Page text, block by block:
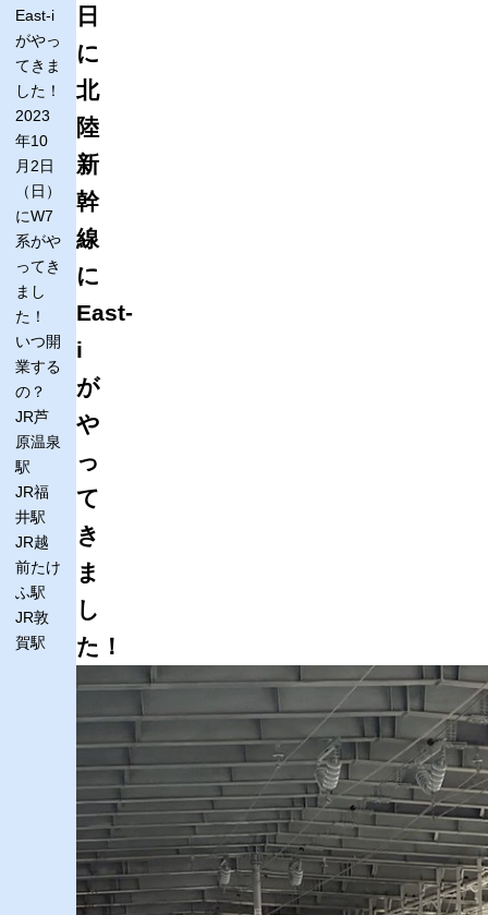
East-i
がやっ
てきま
した！
2023
年10
月2日
（日）
にW7
系がや
ってき
まし
た！
いつ開
業する
の？
JR芦
原温泉
駅
JR福
井駅
JR越
前たけ
ふ駅
JR敦
賀駅
日
に
北
陸
新
幹
線
に
East-
i
が
や
っ
て
き
ま
し
た！